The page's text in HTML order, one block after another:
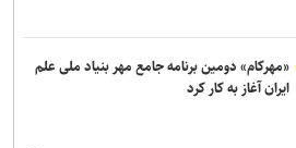
«مهرکام» دومین برنامه جامع مهر بنیاد ملی علم
ایران آغاز به کار کرد